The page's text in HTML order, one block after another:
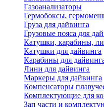
Газоанализаторы
Гермобоксы,
Груза для дайвинга
Грузовые пояса для
Катушки, карабины,
Катушки для дайвинга
Карабины для
Лини для дайвинга
Маркеры для дайвинга
Компенсаторы
Комплектующие для
Зап части и